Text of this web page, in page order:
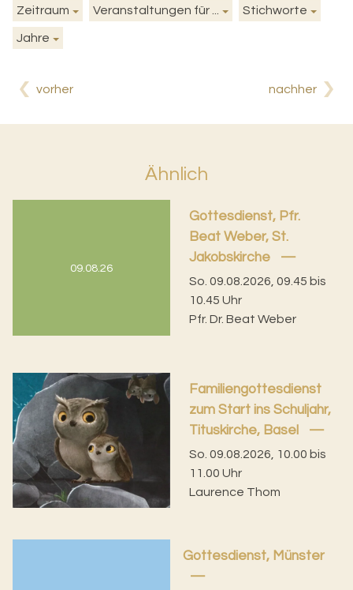
Zeitraum Veranstaltungen für ... Stichworte
Jahre
vorher nachher
Ähnlich
09.08.26
Gottesdienst, Pfr.
Beat Weber, St.
Jakobskirche
So. 09.08.2026, 09.45 bis
10.45 Uhr
Pfr. Dr. Beat Weber
Familiengottesdienst
zum Start ins Schuljahr,
Tituskirche, Basel
So. 09.08.2026, 10.00 bis
11.00 Uhr
Laurence Thom
Gottesdienst, Münster